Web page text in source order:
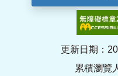
更新日期：
累積瀏覽